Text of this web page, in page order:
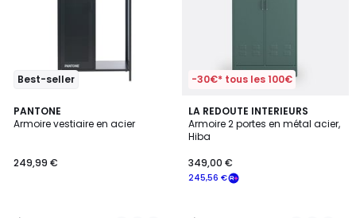
Best-seller
PANTONE
Armoire vestiaire en acier
249,99 €
5
/
4
Couleurs
-30€* tous les 100€
LA REDOUTE INTERIEURS
Armoire 2 portes en métal acier,
Hiba
245,56 €
349,00 €
4,1
/ 5
6
Couleurs